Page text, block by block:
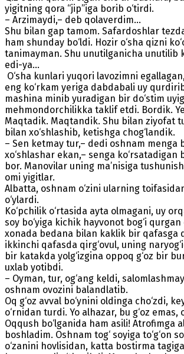
yigitning qora “jip”iga borib o‘tirdi.
– Arzimaydi,– deb qolaverdim...
Shu bilan gap tamom. Safardoshlar
ham shunday bo‘ldi. Hozir o‘sha qizni
tanimayman. Shu unutilganicha unutilib
edi-ya...
O‘sha kunlari yuqori lavozimni
eng ko‘rkam yeriga dabdabali uy
mashina minib yuradigan bir do‘stim
mehmondorchilikka taklif etdi. Bordik.
Maqtadik. Maqtandik. Shu bilan ziyofat
bilan xo‘shlashib, ketishga chog‘landik.
– Sen ketmay tur,– dedi oshnam menga
xo‘shlashar ekan,– senga ko‘rsatadigan
bor. Manovilar uning ma’nisiga
omi yigitlar.
Albatta, oshnam o‘zini ularning
o‘ylardi.
Ko‘pchilik o‘rtasida ayta olmagani, uy
soy bo‘yiga kichik hayvonot bog‘i
xonada bedana bilan kaklik bir qafasga
ikkinchi qafasda qirg‘ovul, uning
bir katakda yolg‘izgina oppoq g‘oz bir
uxlab yotibdi.
– Oyman, tur, og‘ang keldi,
oshnam ovozini balandlatib.
Oq g‘oz avval bo‘ynini oldinga cho‘zdi,
o‘rnidan turdi. Yo alhazar, bu g‘oz emas,
Oqqush bo‘lganida ham asili! Atrofimga
boshladim. Oshnam tog‘ soyiga to‘g‘on
o‘zanini hovlisidan, katta bostirma